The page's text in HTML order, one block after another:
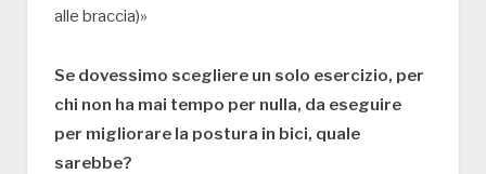
alle braccia)»
Se dovessimo scegliere un solo esercizio, per
chi non ha mai tempo per nulla, da eseguire
per migliorare la postura in bici, quale
sarebbe?